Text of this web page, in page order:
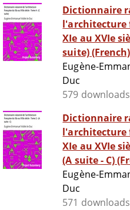
Dictionnaire
l'architecture
XIe au XVIe
suite) (French)
Eugène-
Duc
579 downloads
Dictionnaire
l'architecture
XIe au XVIe
(A suite - C)
Eugène-
Duc
571 downloads